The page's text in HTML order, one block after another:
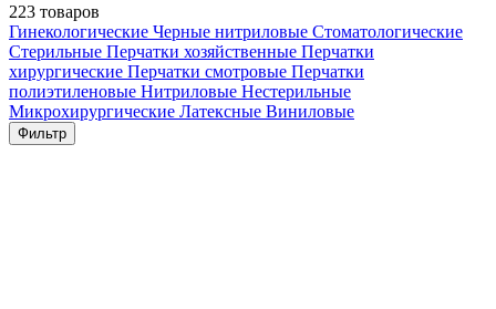
223 товаров
Гинекологические Черные нитриловые Стоматологические
Стерильные Перчатки хозяйственные Перчатки
хирургические Перчатки смотровые Перчатки
полиэтиленовые Нитриловые Нестерильные
Микрохирургические Латексные Виниловые
Фильтр